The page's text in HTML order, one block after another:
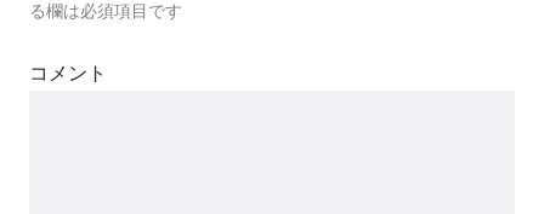
る欄は必須項目です
コメント